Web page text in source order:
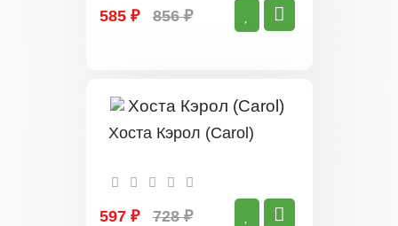
585 ₽ 856 ₽
Хоста Кэрол (Carol)
597 ₽ 728 ₽